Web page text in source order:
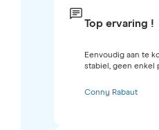
Top ervaring !
Eenvoudig aan te
stabiel, geen enkel
Conny Rabaut